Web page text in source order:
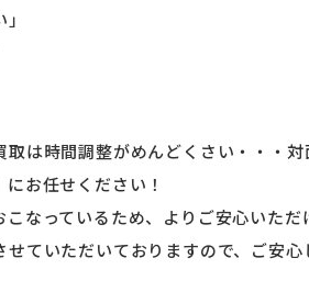
は時間調整がめんどくさい・・・
お任せください！
なっているため、よりご安心いた
ていただいておりますので、ご安